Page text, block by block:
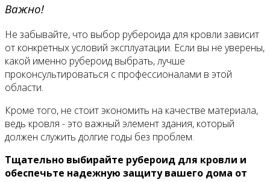
Важно!
Не забывайте, что выбор рубероида для кровли зависит
от конкретных условий эксплуатации. Если вы не уверены,
какой именно рубероид выбрать, лучше
проконсультироваться с профессионалами в этой
области.
Кроме того, не стоит экономить на качестве материала,
ведь кровля - это важный элемент здания, который
должен служить долгие годы без проблем.
Тщательно выбирайте рубероид для кровли и
обеспечьте надежную защиту вашего дома от